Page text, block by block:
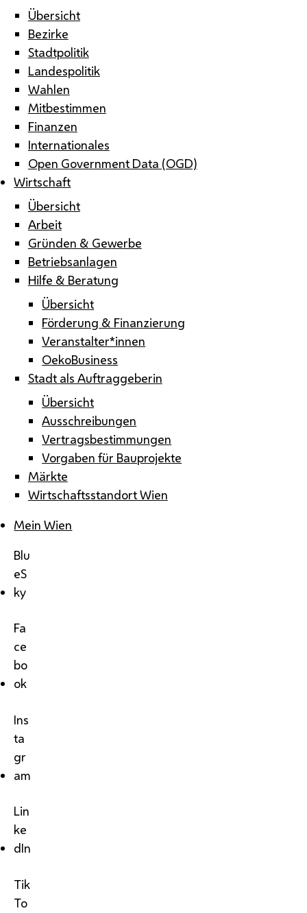
Übersicht
Bezirke
Stadtpolitik
Landespolitik
Wahlen
Mitbestimmen
Finanzen
Internationales
Open Government Data (OGD)
Wirtschaft
Übersicht
Arbeit
Gründen & Gewerbe
Betriebsanlagen
Hilfe & Beratung
Übersicht
Förderung & Finanzierung
Veranstalter*innen
OekoBusiness
Stadt als Auftraggeberin
Übersicht
Ausschreibungen
Vertragsbestimmungen
Vorgaben für Bauprojekte
Märkte
Wirtschaftsstandort Wien
Mein Wien
Blu
eS
ky
Fa
ce
bo
ok
Ins
ta
gr
am
Lin
ke
dIn
Tik
To